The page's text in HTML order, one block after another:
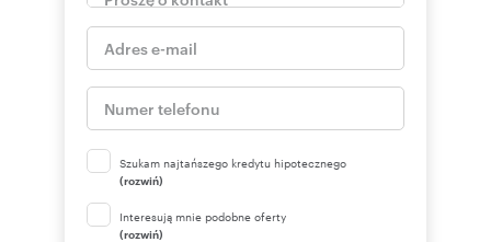
Szukam najtańszego kredytu hipotecznego
(rozwiń)
Interesują mnie podobne oferty
(rozwiń)